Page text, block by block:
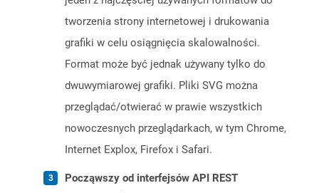
tworzenia strony internetowej i drukowania
grafiki w celu osiągnięcia skalowalności.
Format może być jednak używany tylko do
dwuwymiarowej grafiki. Pliki SVG można
przeglądać/otwierać w prawie wszystkich
nowoczesnych przeglądarkach, w tym Chrome,
Internet Explox, Firefox i Safari.
Począwszy od interfejsów API REST